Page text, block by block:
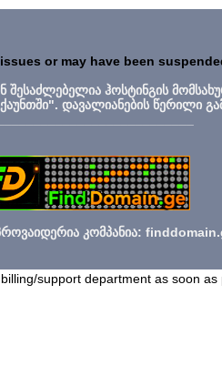
or may have been
შესაძლებელია ჰოსტინგის
დავალიანების წერილი
კომპანია:
support department as soon as